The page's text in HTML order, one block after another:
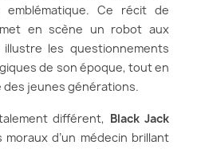
Ce récit de
en scène un robot aux
illustre les questionnements
de son époque, tout en
des jeunes générations.
différent, Black Jack
d’un médecin brillant